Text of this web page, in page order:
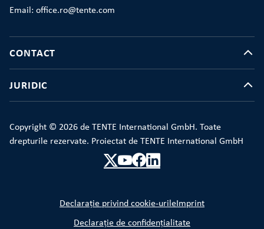
Email: office.ro@tente.com
CONTACT
JURIDIC
Copyright © 2026 de TENTE International GmbH. Toate
drepturile rezervate. Proiectat de TENTE International GmbH
Declarație privind cookie-urile Imprint
Declarație de confidențialitate